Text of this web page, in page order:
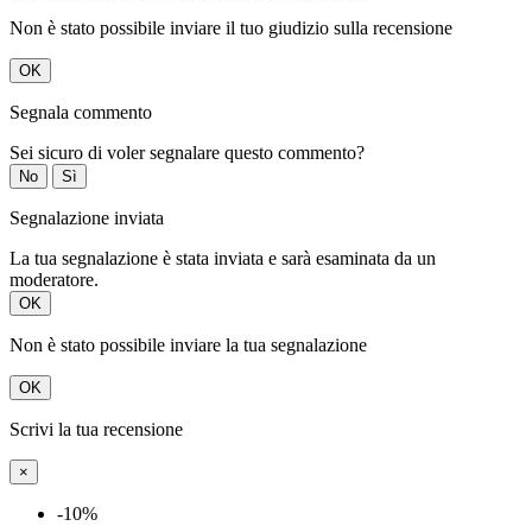
Non è stato possibile inviare il tuo giudizio sulla recensione
OK
Segnala commento
Sei sicuro di voler segnalare questo commento?
No Sì
Segnalazione inviata
La tua segnalazione è stata inviata e sarà esaminata da un
moderatore.
OK
Non è stato possibile inviare la tua segnalazione
OK
Scrivi la tua recensione
×
-10%